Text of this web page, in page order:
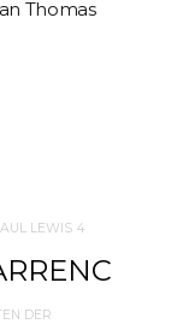
Thomas
LEWIS 4
DER